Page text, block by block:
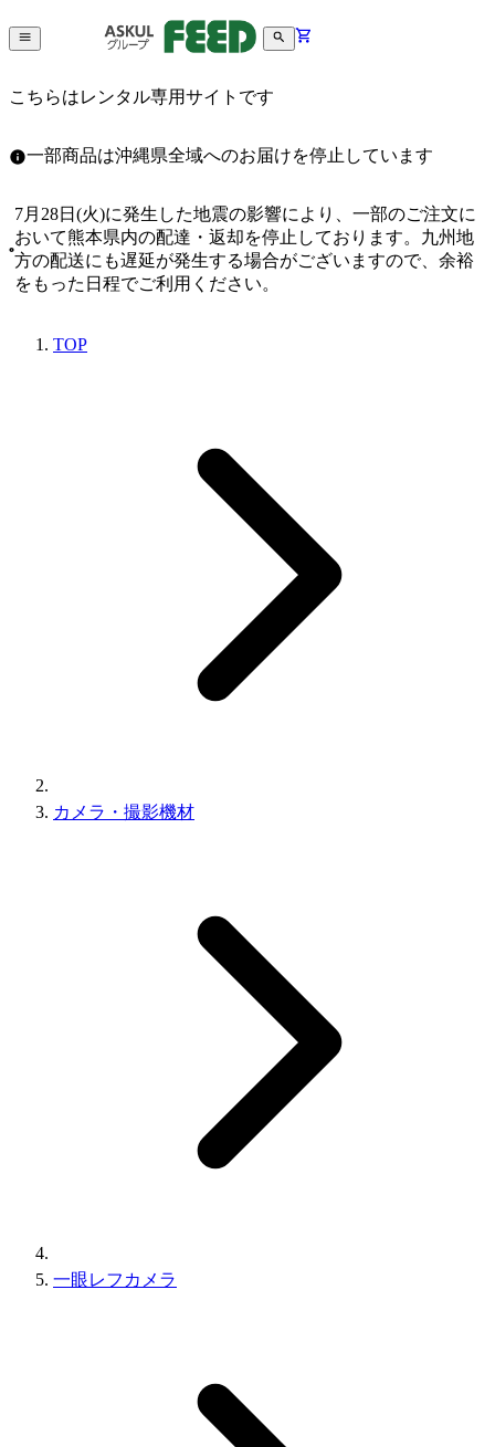
こちらはレンタル専用サイトです
一部商品は沖縄県全域へのお届けを停止しています
7月28日(火)に発生した地震の影響により、一部のご注文に
おいて熊本県内の配達・返却を停止しております。九州地
方の配送にも遅延が発生する場合がございますので、余裕
をもった日程でご利用ください。
TOP
カメラ・撮影機材
一眼レフカメラ